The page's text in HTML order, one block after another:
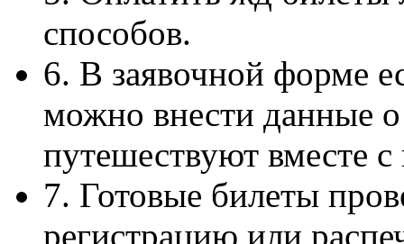
способов.
6. В заявочной форме
можно внести данные о
путешествуют вместе
7. Готовые билеты
регистрацию или